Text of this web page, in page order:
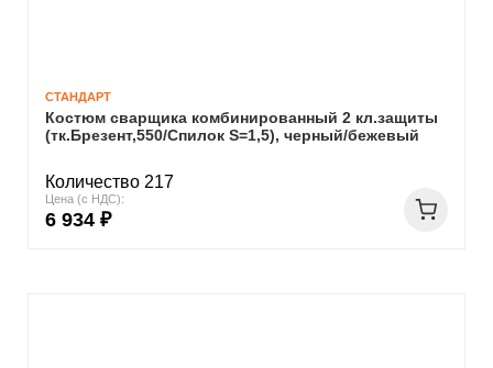
СТАНДАРТ
Костюм сварщика комбинированный 2 кл.защиты
(тк.Брезент,550/Спилок S=1,5), черный/бежевый
Количество 217
Цена (с НДС):
6 934 ₽